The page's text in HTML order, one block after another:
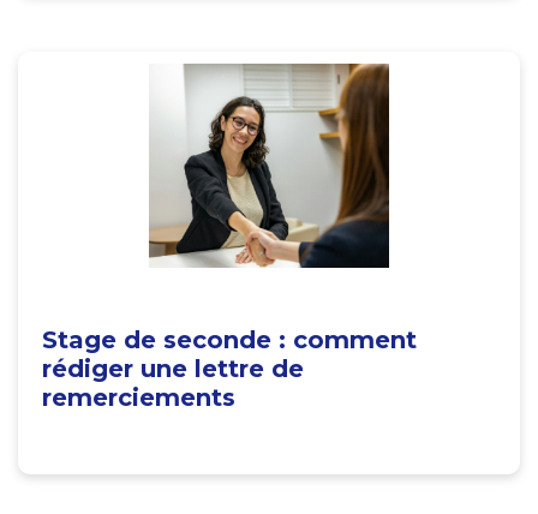
Stage de seconde : comment
rédiger une lettre de
remerciements